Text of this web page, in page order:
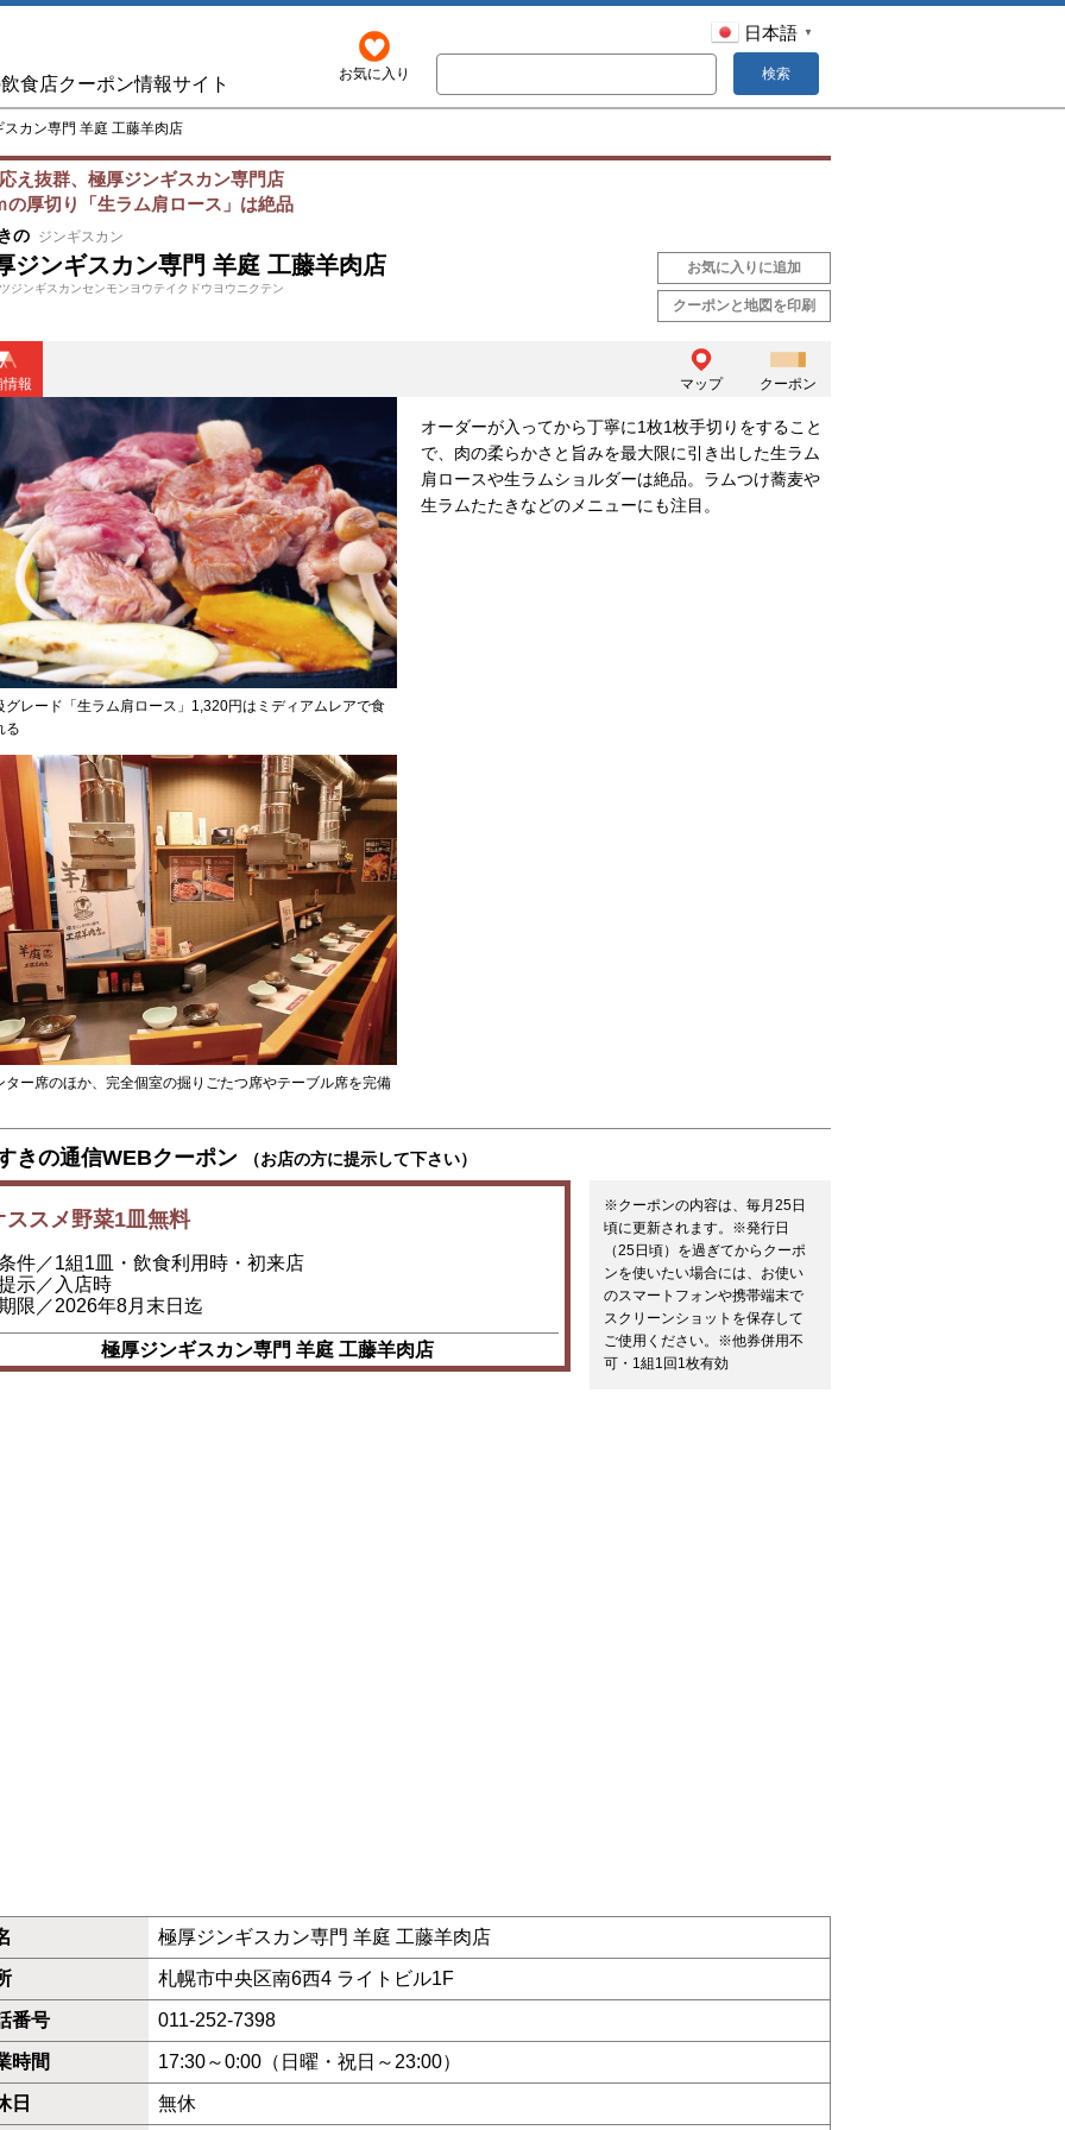
食店クーポン情報サイト お気に入り
日本語 ▼
検索
スカン専門 羊庭 工藤羊肉店
え抜群、極厚ジンギスカン専門店
の厚切り「生ラム肩ロース」は絶品
の ジンギスカン
ジンギスカン専門 羊庭 工藤羊肉店
ジンギスカンセンモンヨウテイクドウヨウニクテン
お気に入りに追加
クーポンと地図を印刷
情報 マップ クーポン
グレード「生ラム肩ロース」1,320円はミディアムレアで食
る
ター席のほか、完全個室の掘りごたつ席やテーブル席を完備
オーダーが入ってから丁寧に1枚1枚手切りをすること
で、肉の柔らかさと旨みを最大限に引き出した生ラム
肩ロースや生ラムショルダーは絶品。ラムつけ蕎麦や
生ラムたたきなどのメニューにも注目。
きの通信WEBクーポン （お店の方に提示して下さい）
ススメ野菜1皿無料
件／1組1皿・飲食利用時・初来店
示／入店時
限／2026年8月末日迄
極厚ジンギスカン専門 羊庭 工藤羊肉店
※クーポンの内容は、毎月25日
頃に更新されます。※発行日
（25日頃）を過ぎてからクーポ
ンを使いたい場合には、お使い
のスマートフォンや携帯端末で
スクリーンショットを保存して
ご使用ください。※他券併用不
可・1組1回1枚有効
極厚ジンギスカン専門 羊庭 工藤羊肉店
札幌市中央区南6西4 ライトビル1F
番号 011-252-7398
時間 17:30～0:00（日曜・祝日～23:00）
日 無休